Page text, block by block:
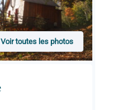
Voir toutes les photos